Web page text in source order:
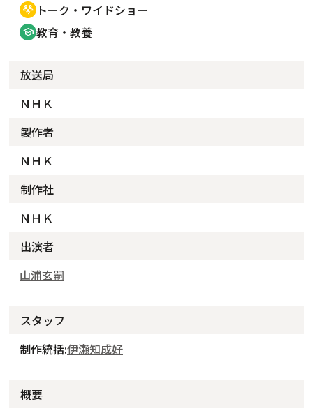
adaptive_audio_mic トーク・ワイドショー
school 教育・教養
放送局
ＮＨＫ
製作者
ＮＨＫ
制作社
ＮＨＫ
出演者
山浦玄嗣
スタッフ
制作統括:伊瀬知成好
概要